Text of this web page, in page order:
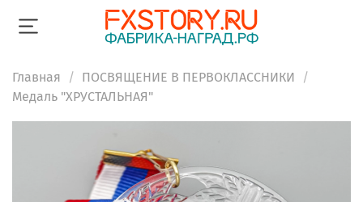
Главная
ПОСВЯЩЕНИЕ В ПЕРВОКЛАССНИКИ
Медаль "ХРУСТАЛЬНАЯ"